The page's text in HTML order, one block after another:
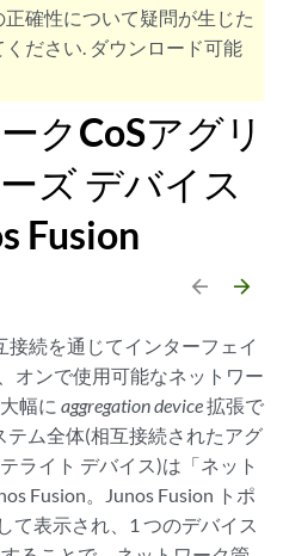
確性について疑問が生じた
ださい. ダウンロード可能
クCoSアグリ
ズ デバイス
Fusion
arrow_backward arrow_forward
接続を通じてインターフェイ
オンで使用可能なネットワー
幅に aggregation device拡張で
テム全体(相互接続されたアグ
ライト デバイス)は「ネット
Fusion。Junos Fusion トポ
て表示され、1 つのデバイス